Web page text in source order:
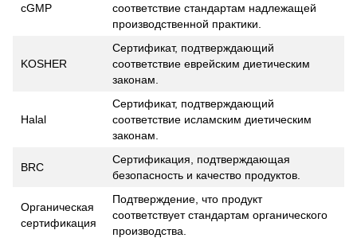
cGMP
соответствие стандартам надлежащей
производственной практики.
KOSHER
Сертификат, подтверждающий
соответствие еврейским диетическим
законам.
Halal
Сертификат, подтверждающий
соответствие исламским диетическим
законам.
BRC
Сертификация, подтверждающая
безопасность и качество продуктов.
Органическая
сертификация
Подтверждение, что продукт
соответствует стандартам органического
производства.